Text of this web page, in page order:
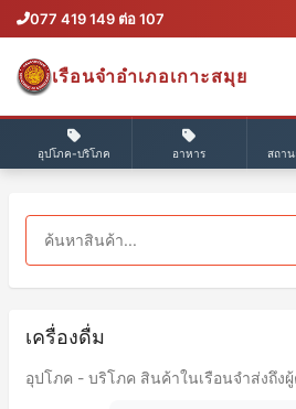
077 419 149 ต่อ 107
เรือนจำอำเภอเกาะสมุย
อุปโภค-บริโภค อาหาร สถา
เครื่องดื่ม
อุปโภค - บริโภค สินค้าในเรือนจำส่งถึง